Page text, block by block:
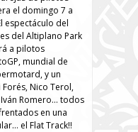
el domingo 7 a
espectáculo del
del Altiplano Park
a pilotos
mundial de
y un
Nico Terol,
Iván Romero… todos
en una
el Flat Track!!